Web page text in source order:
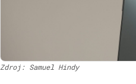
Zdroj: Samuel Hindy